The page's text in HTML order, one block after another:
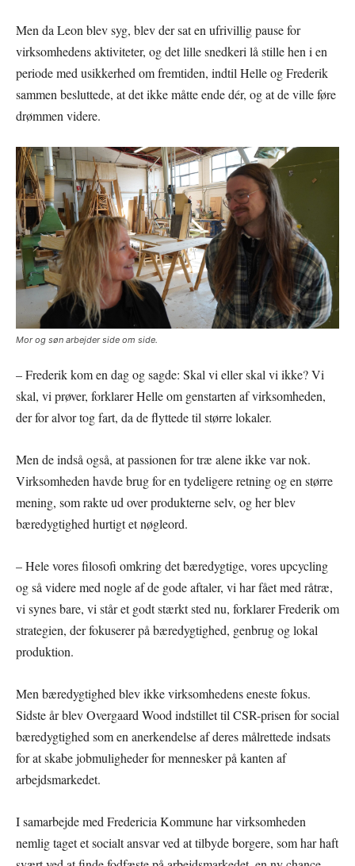
Men da Leon blev syg, blev der sat en ufrivillig pause for
virksomhedens aktiviteter, og det lille snedkeri lå stille hen i en
periode med usikkerhed om fremtiden, indtil Helle og Frederik
sammen besluttede, at det ikke måtte ende dér, og at de ville føre
drømmen videre.
Mor og søn arbejder side om side.
– Frederik kom en dag og sagde: Skal vi eller skal vi ikke? Vi
skal, vi prøver, forklarer Helle om genstarten af virksomheden,
der for alvor tog fart, da de flyttede til større lokaler.
Men de indså også, at passionen for træ alene ikke var nok.
Virksomheden havde brug for en tydeligere retning og en større
mening, som rakte ud over produkterne selv, og her blev
bæredygtighed hurtigt et nøgleord.
– Hele vores filosofi omkring det bæredygtige, vores upcycling
og så videre med nogle af de gode aftaler, vi har fået med råtræ,
vi synes bare, vi står et godt stærkt sted nu, forklarer Frederik om
strategien, der fokuserer på bæredygtighed, genbrug og lokal
produktion.
Men bæredygtighed blev ikke virksomhedens eneste fokus.
Sidste år blev Overgaard Wood indstillet til CSR-prisen for social
bæredygtighed som en anerkendelse af deres målrettede indsats
for at skabe jobmuligheder for mennesker på kanten af
arbejdsmarkedet.
I samarbejde med Fredericia Kommune har virksomheden
nemlig taget et socialt ansvar ved at tilbyde borgere, som har haft